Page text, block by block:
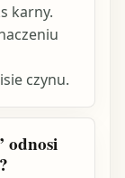
karny.
czynu.
odnosi